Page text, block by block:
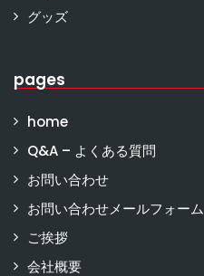
グッズ
pages
home
Q&A – よくある質問
お問い合わせ
お問い合わせメールフォーム
ご挨拶
会社概要